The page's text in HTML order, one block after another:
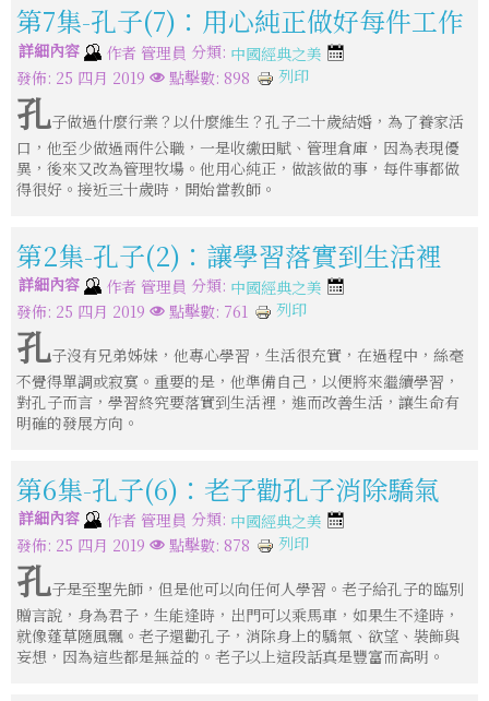
第7集-孔子(7)：用心純正做好每件工作
詳細內容 作者 管理員 分類: 中國經典之美
發佈: 25 四月 2019
點擊數: 898 列印
孔子做過什麼行業？以什麼維生？孔子二十歲結婚，為了養家活
口，他至少做過兩件公職，一是收繳田賦、管理倉庫，因為表現優
異，後來又改為管理牧場。他用心純正，做該做的事，每件事都做
得很好。接近三十歲時，開始當教師。
第2集-孔子(2)：讓學習落實到生活裡
詳細內容 作者 管理員 分類: 中國經典之美
發佈: 25 四月 2019
點擊數: 761 列印
孔子沒有兄弟姊妹，他專心學習，生活很充實，在過程中，絲毫
不覺得單調或寂寞。重要的是，他準備自己，以便將來繼續學習，
對孔子而言，學習終究要落實到生活裡，進而改善生活，讓生命有
明確的發展方向。
第6集-孔子(6)：老子勸孔子消除驕氣
詳細內容 作者 管理員 分類: 中國經典之美
發佈: 25 四月 2019
點擊數: 878 列印
孔子是至聖先師，但是他可以向任何人學習。老子給孔子的臨別
贈言說，身為君子，生能逢時，出門可以乘馬車，如果生不逢時，
就像蓬草隨風飄。老子還勸孔子，消除身上的驕氣、欲望、裝飾與
妄想，因為這些都是無益的。老子以上這段話真是豐富而高明。